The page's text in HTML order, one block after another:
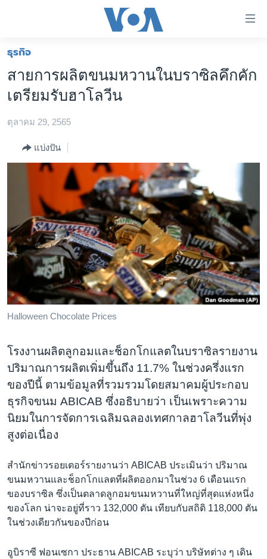
ต่อ
ไป
เนื้อหา
ข้าม
การ
ค้นหา
หน้าหลัก
โลก
เอเชีย
สหรัฐฯ
ไทย
วิทยาศาสตร์
สังคมและสุขภาพ
ไลฟ์สไตล์
ตรวจสอบข่าว
เรียนรู้ภาษาอังกฤษ
พอดคาสต์
เลือกภาษา
ธุรกิจ
สายการผลิตขนมหวานในบราซิลคึกคัก
เตรียมรับฮาโลวีน
ตุลาคม 29, 2565
แบ่งปัน
Halloween Chocolate Prices
โรงงานผลิตลูกอมและช็อกโกแลตในบราซิลรายงาน
ปริมาณการผลิตเพิ่มขึ้นถึง 11.7% ในช่วงครึ่งแรก
ของปีนี้ ตามข้อมูลที่รวมรวมโดยสมาคมผู้ประกอบ
ธุรกิจขนม ABICAB ซึ่งอธิบายว่า เป็นเพราะความ
นิยมในการจัดการเฉลิมฉลองเทศกาลฮาโลวีนที่พุ่ง
สูงต่อเนื่อง
สำนักข่าวรอยเตอร์รายงานว่า ABICAB ประเมินว่า ปริมาณ
ขนมหวานและช็อกโกแลตที่ผลิตออกมาในช่วง 6 เดือนแรก
ของบราซิล ซึ่งเป็นตลาดลูกอมขนมหวานที่ใหญ่ที่สุดแห่งหนึ่ง
ของโลก น่าจะอยู่ที่ราว 132,000 ตัน เทียบกับสถิติ 118,000 ตัน
ในช่วงเดียวกันของปีก่อน
อูบิราซี ฟอนเซกา ประธาน ABICAB ระบุว่า บริษัทต่าง ๆ เดิน